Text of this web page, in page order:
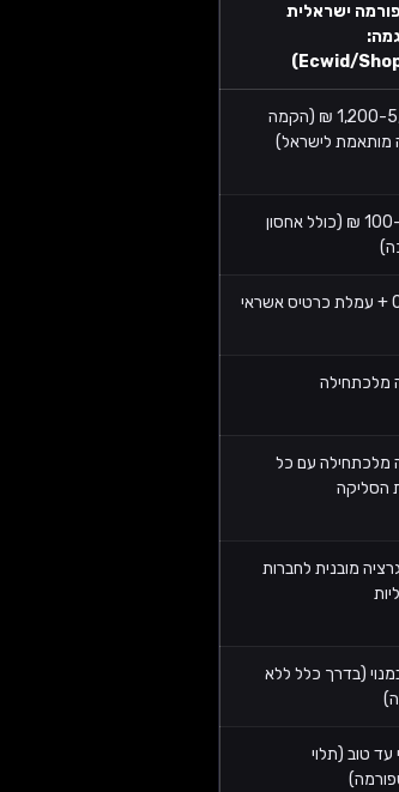
ישראלית
Ecwid/
1,200-5,000 ₪ (הקמה
מותאמת לישראל)
100-400 ₪ (כולל אחסון
מלכתחילה
מלכתחילה עם כל
הסליקה
מובנית לחברות
(בדרך כלל ללא
עד טוב (תלוי